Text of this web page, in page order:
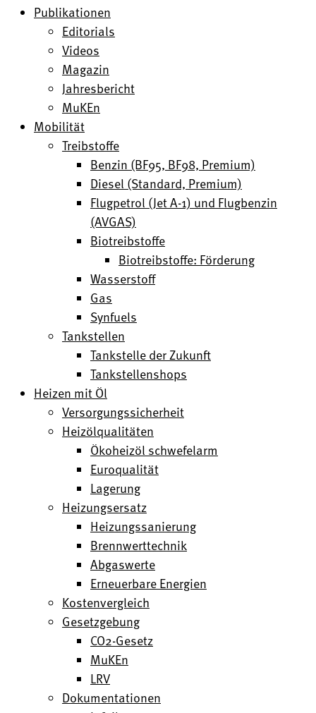
Publikationen
Editorials
Videos
Magazin
Jahresbericht
MuKEn
Mobilität
Treibstoffe
Benzin (BF95, BF98, Premium)
Diesel (Standard, Premium)
Flugpetrol (Jet A-1) und Flugbenzin
(AVGAS)
Biotreibstoffe
Biotreibstoffe: Förderung
Wasserstoff
Gas
Synfuels
Tankstellen
Tankstelle der Zukunft
Tankstellenshops
Heizen mit Öl
Versorgungssicherheit
Heizölqualitäten
Ökoheizöl schwefelarm
Euroqualität
Lagerung
Heizungsersatz
Heizungssanierung
Brennwerttechnik
Abgaswerte
Erneuerbare Energien
Kostenvergleich
Gesetzgebung
CO2-Gesetz
MuKEn
LRV
Dokumentationen